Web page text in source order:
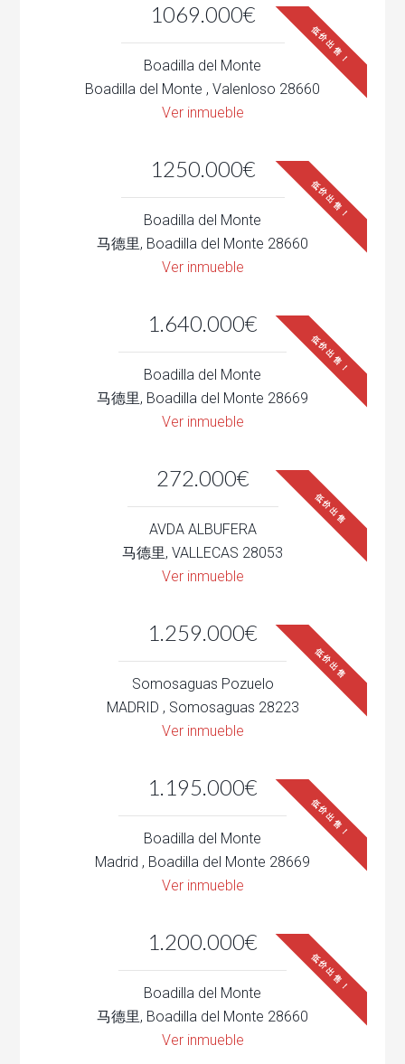
1069.000€
低价出售！
Boadilla del Monte
Boadilla del Monte , Valenloso 28660
Ver inmueble
1250.000€
低价出售！
Boadilla del Monte
马德里, Boadilla del Monte 28660
Ver inmueble
1.640.000€
低价出售！
Boadilla del Monte
马德里, Boadilla del Monte 28669
Ver inmueble
272.000€
低价出售
AVDA ALBUFERA
马德里, VALLECAS 28053
Ver inmueble
1.259.000€
低价出售
Somosaguas Pozuelo
MADRID , Somosaguas 28223
Ver inmueble
1.195.000€
低价出售！
Boadilla del Monte
Madrid , Boadilla del Monte 28669
Ver inmueble
1.200.000€
低价出售！
Boadilla del Monte
马德里, Boadilla del Monte 28660
Ver inmueble